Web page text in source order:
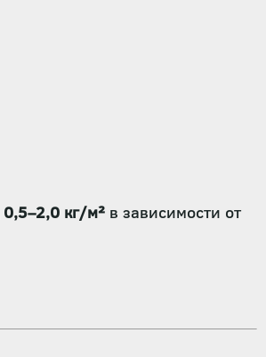
0,5–2,0 кг/м² в зависимости от